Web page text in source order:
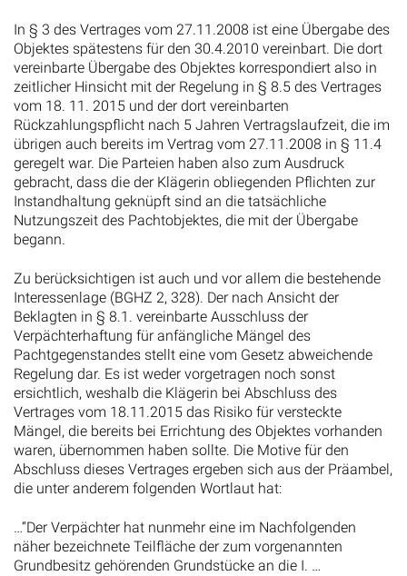
In § 3 des Vertrages vom 27.11.2008 ist eine Übergabe des
Objektes spätestens für den 30.4.2010 vereinbart. Die dort
vereinbarte Übergabe des Objektes korrespondiert also in
zeitlicher Hinsicht mit der Regelung in § 8.5 des Vertrages
vom 18. 11. 2015 und der dort vereinbarten
Rückzahlungspflicht nach 5 Jahren Vertragslaufzeit, die im
übrigen auch bereits im Vertrag vom 27.11.2008 in § 11.4
geregelt war. Die Parteien haben also zum Ausdruck
gebracht, dass die der Klägerin obliegenden Pflichten zur
Instandhaltung geknüpft sind an die tatsächliche
Nutzungszeit des Pachtobjektes, die mit der Übergabe
begann.
Zu berücksichtigen ist auch und vor allem die bestehende
Interessenlage (BGHZ 2, 328). Der nach Ansicht der
Beklagten in § 8.1. vereinbarte Ausschluss der
Verpächterhaftung für anfängliche Mängel des
Pachtgegenstandes stellt eine vom Gesetz abweichende
Regelung dar. Es ist weder vorgetragen noch sonst
ersichtlich, weshalb die Klägerin bei Abschluss des
Vertrages vom 18.11.2015 das Risiko für versteckte
Mängel, die bereits bei Errichtung des Objektes vorhanden
waren, übernommen haben sollte. Die Motive für den
Abschluss dieses Vertrages ergeben sich aus der Präambel,
die unter anderem folgenden Wortlaut hat:
…“Der Verpächter hat nunmehr eine im Nachfolgenden
näher bezeichnete Teilfläche der zum vorgenannten
Grundbesitz gehörenden Grundstücke an die I. …